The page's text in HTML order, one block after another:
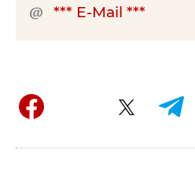
*** E-Mail ***